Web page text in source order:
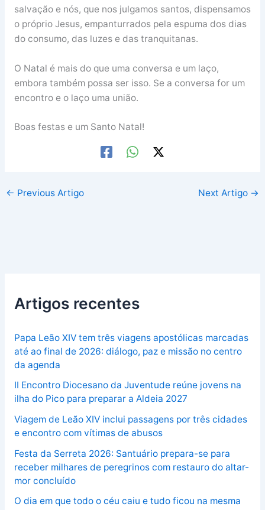
salvação e nós, que nos julgamos santos, dispensamos
o próprio Jesus, empanturrados pela espuma dos dias
do consumo, das luzes e das tranquitanas.
O Natal é mais do que uma conversa e um laço,
embora também possa ser isso. Se a conversa for um
encontro e o laço uma união.
Boas festas e um Santo Natal!
← Previous Artigo Next Artigo →
Artigos recentes
Papa Leão XIV tem três viagens apostólicas marcadas
até ao final de 2026: diálogo, paz e missão no centro
da agenda
II Encontro Diocesano da Juventude reúne jovens na
ilha do Pico para preparar a Aldeia 2027
Viagem de Leão XIV inclui passagens por três cidades
e encontro com vítimas de abusos
Festa da Serreta 2026: Santuário prepara-se para
receber milhares de peregrinos com restauro do altar-
mor concluído
O dia em que todo o céu caiu e tudo ficou na mesma